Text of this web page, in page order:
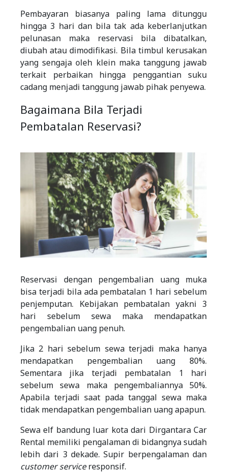
Pembayaran biasanya paling lama ditunggu
hingga 3 hari dan bila tak ada keberlanjutkan
pelunasan maka reservasi bila dibatalkan,
diubah atau dimodifikasi. Bila timbul kerusakan
yang sengaja oleh klein maka tanggung jawab
terkait perbaikan hingga penggantian suku
cadang menjadi tanggung jawab pihak penyewa.
Bagaimana Bila Terjadi
Pembatalan Reservasi?
Reservasi dengan pengembalian uang muka
bisa terjadi bila ada pembatalan 1 hari sebelum
penjemputan. Kebijakan pembatalan yakni 3
hari sebelum sewa maka mendapatkan
pengembalian uang penuh.
Jika 2 hari sebelum sewa terjadi maka hanya
mendapatkan pengembalian uang 80%.
Sementara jika terjadi pembatalan 1 hari
sebelum sewa maka pengembaliannya 50%.
Apabila terjadi saat pada tanggal sewa maka
tidak mendapatkan pengembalian uang apapun.
Sewa elf bandung luar kota dari Dirgantara Car
Rental memiliki pengalaman di bidangnya sudah
lebih dari 3 dekade. Supir berpengalaman dan
customer serviceresponsif.